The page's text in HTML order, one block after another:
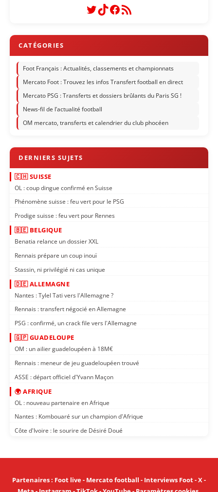
Twitter
TikTok
Facebook
Flux RSS
Foot Français : Actualités, classements et championnats
Mercato Foot : Trouvez les infos Transfert football en direct
Mercato PSG : Transferts et dossiers brûlants du Paris SG !
News-fil de l’actualité football
OM mercato, transferts et calendrier du club phocéen
🇨🇭 SUISSE
OL : coup dingue confirmé en Suisse
Phénomène suisse : feu vert pour le PSG
Prodige suisse : feu vert pour Rennes
🇧🇪 BELGIQUE
Benatia relance un dossier XXL
Rennais prépare un coup inouï
Stassin, ni privilégié ni cas unique
🇩🇪 ALLEMAGNE
Nantes : Tylel Tati vers l'Allemagne ?
Rennais : transfert négocié en Allemagne
PSG : confirmé, un crack file vers l'Allemagne
🇬🇵 GUADELOUPE
OM : un ailier guadeloupéen à 18M€
Rennais : meneur de jeu guadeloupéen trouvé
ASSE : départ officiel d'Yvann Maçon
🌍 AFRIQUE
OL : nouveau partenaire en Afrique
Nantes : Kombouaré sur un champion d'Afrique
Côte d'Ivoire : le sourire de Désiré Doué
Partenaires: Foot live- Mercato football - Interviews Foot-X-